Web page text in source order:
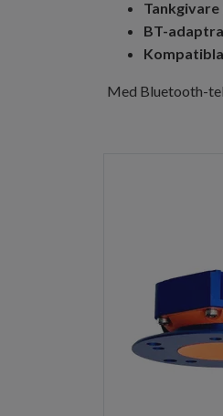
BT-
Med Bluetooth-